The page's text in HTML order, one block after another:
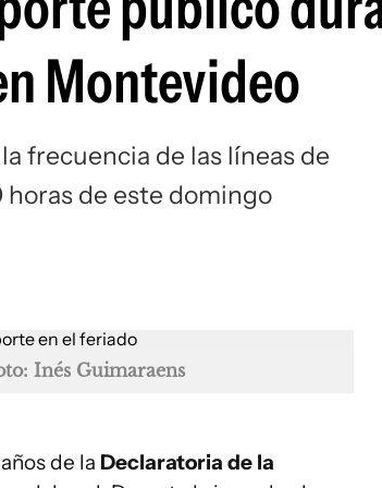
Montevideo
frecuencia de las líneas de
horas de este domingo
Inés Guimaraens
de la Declaratoria de la